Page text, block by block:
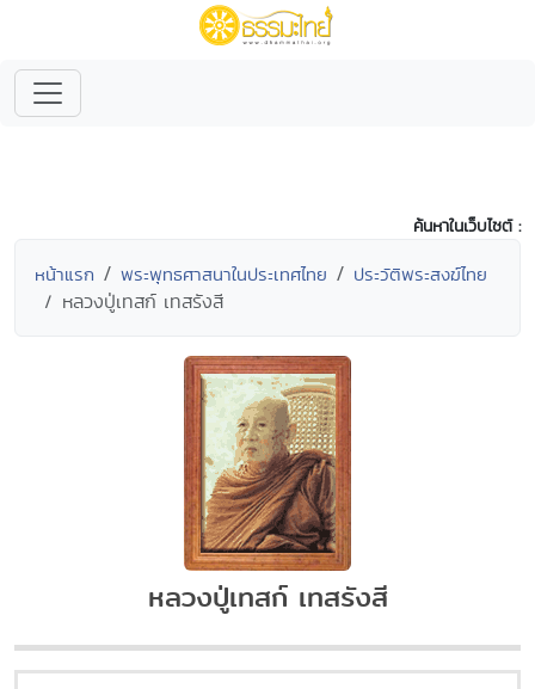
ค้นหาในเว็บไซต์ :
หน้าแรก พระพุทธศาสนาในประเทศไทย ประวัติพระสงฆ์ไทย
หลวงปู่เทสก์ เทสรังสี
หลวงปู่เทสก์ เทสรังสี